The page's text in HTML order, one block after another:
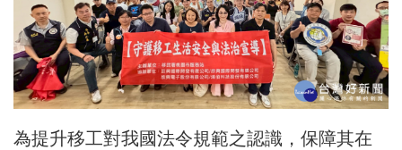
為提升移工對我國法令規範之認識，保障其在